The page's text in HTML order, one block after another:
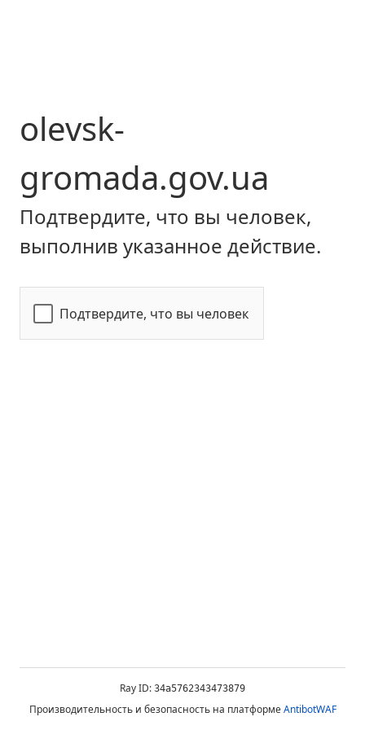
olevsk-
gromada.gov.ua
Подтвердите, что вы человек,
выполнив указанное действие.
Подтвердите, что вы человек
Ray ID: 34a5762343473879
Производительность и безопасность на платформеAntibotWAF